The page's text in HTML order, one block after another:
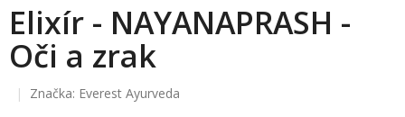
Elixír - NAYANAPRASH -
Oči a zrak
Značka: Everest Ayurveda